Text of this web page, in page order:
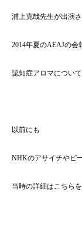
浦上克哉先生が出演さ
2014年夏のAEAJの会
認知症アロマについ
以前にも
NHKのアサイチやビ
当時の詳細はこちら